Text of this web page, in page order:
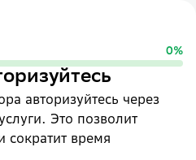
0%
авторизуйтесь через
Это позволит
сократит время